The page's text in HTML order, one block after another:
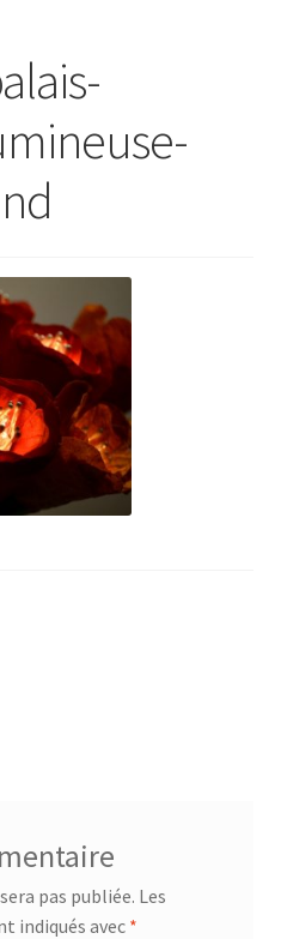
pas publiée. Les
indiqués avec *